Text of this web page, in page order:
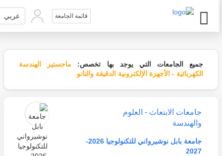
قائمة الجامعة عربي
جميع الجامعات التي يوجد بها تخصص:
ماجستير الهندسة
الكهربائية - الأجهزة الإلكترونية الدقيقة والنانو
جامعات الابتعاث - العلوم
والهندسة
جامعة بابل نوشيرواني للتكنولوجيا 2026-
2027